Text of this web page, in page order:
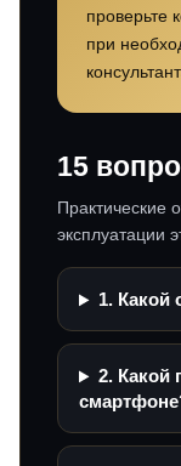
проверьте
при
15
Практические
эксплуатации
1. Какой
2. Какой